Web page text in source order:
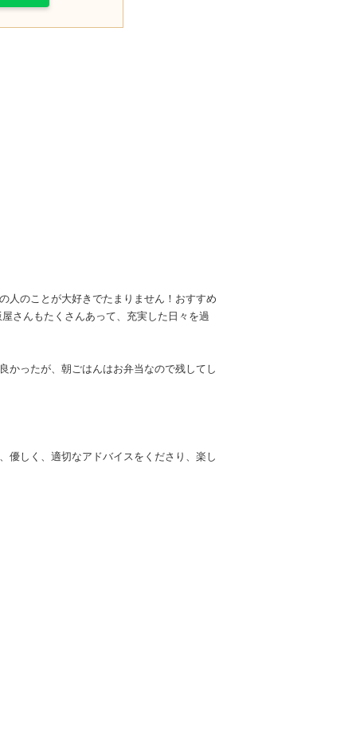
人のことが大好きでたまりません！おすすめ
さんもたくさんあって、充実した日々を過
かったが、朝ごはんはお弁当なので残してし
優しく、適切なアドバイスをくださり、楽し